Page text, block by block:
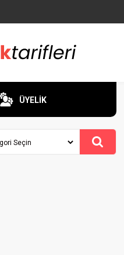
ÜYELİK